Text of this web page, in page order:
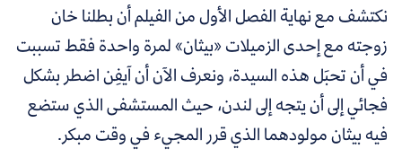
نكتشف مع نهاية الفصل الأول من الفيلم أن بطلنا خان
زوجته مع إحدى الزميلات «بيثان» لمرة واحدة فقط تسببت
في أن تحبَل هذه السيدة، ونعرف الآن أن آيفِن اضطر بشكل
فجائي إلى أن يتجه إلى لندن، حيث المستشفى الذي ستضع
فيه بيثان مولودهما الذي قرر المجيء في وقت مبكر.